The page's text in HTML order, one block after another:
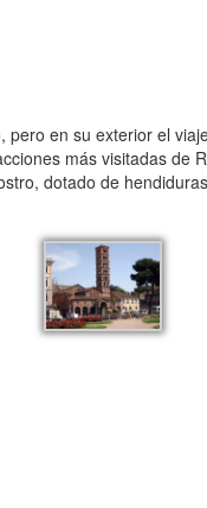
en su exterior el
más visitadas de
dotado de